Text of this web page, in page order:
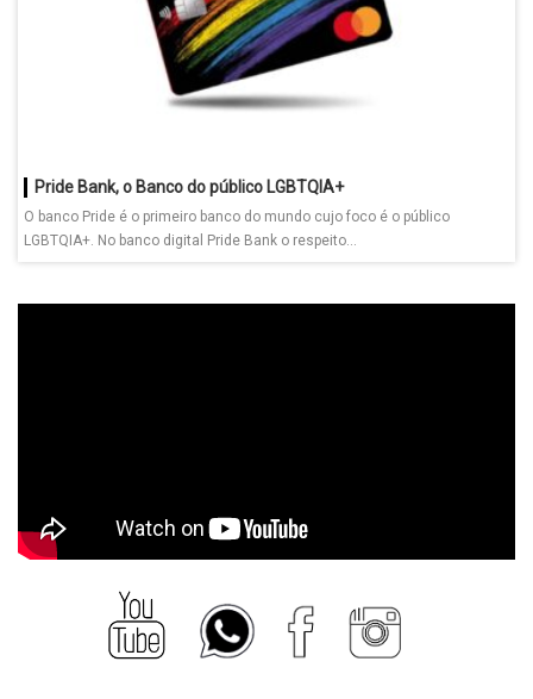
Pride Bank, o Banco do público LGBTQIA+
O banco Pride é o primeiro banco do mundo cujo foco é o público
LGBTQIA+. No banco digital Pride Bank o respeito...